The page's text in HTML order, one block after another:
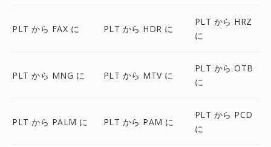
PLT から FAX に PLT から HDR に
PLT から HRZ
に
PLT から MNG に PLT から MTV に
PLT から OTB
に
PLT から PALM に PLT から PAM に
PLT から PCD
に